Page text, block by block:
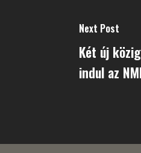
Next Post
Két új
indul az